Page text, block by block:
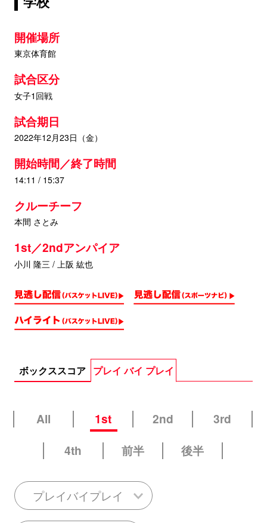
開催場所
東京体育館
試合区分
女子1回戦
試合期日
2022年12月23日（金）
開始時間／終了時間
14:11 / 15:37
クルーチーフ
本間 さとみ
1st／2ndアンパイア
小川 隆三 / 上阪 紘也
ボックススコア プレイ バイ プレイ
All 1st 2nd
3rd
4th
前半 後半
プレイバイプレイ